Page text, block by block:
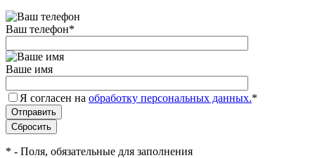
Ваш телефон*
Ваше имя
Я согласен на обработку персональных данных.*
* - Поля, обязательные для заполнения